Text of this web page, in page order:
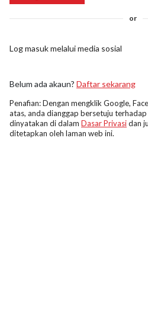
or
Log masuk melalui media sosial
Belum ada akaun? Daftar sekarang
Penafian: Dengan mengklik Google,
atas, anda dianggap bersetuju
dinyatakan di dalam Dasar Privasidan
ditetapkan oleh laman web ini.